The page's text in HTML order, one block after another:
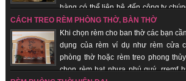
hàng có thể liên hệ đến công ty
sản phẩm đẹp cho quán của mình, với đội ngũ
trang trí quán spa giúp quý khách hàng tiết kiệm
phẩm đẹp, rẻ.
CÁCH TREO RÈM PHÒNG THỜ, BÀN THỜ
Khi chọn rèm cho ban thờ các bạn
dụng của rèm ví dụ như rèm cửa
phòng thờ hoặc rèm treo phong
chọn rèm hạt nhựa phú quý, rremf